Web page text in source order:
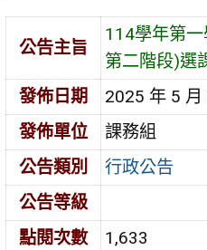
公告主旨
114學年第
第二階段)選
發佈日期
2025 年 5 月
發佈單位
課務組
公告類別
行政公告
公告等級
點閱次數
1,633